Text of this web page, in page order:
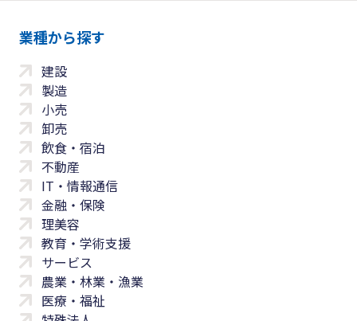
業種から探す
建設
製造
小売
卸売
飲食・宿泊
不動産
IT・情報通信
金融・保険
理美容
教育・学術支援
サービス
農業・林業・漁業
医療・福祉